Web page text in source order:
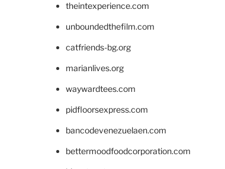
theintexperience.com
unboundedthefilm.com
catfriends-bg.org
marianlives.org
waywardtees.com
pidfloorsexpress.com
bancodevenezuelaen.com
bettermoodfoodcorporation.com